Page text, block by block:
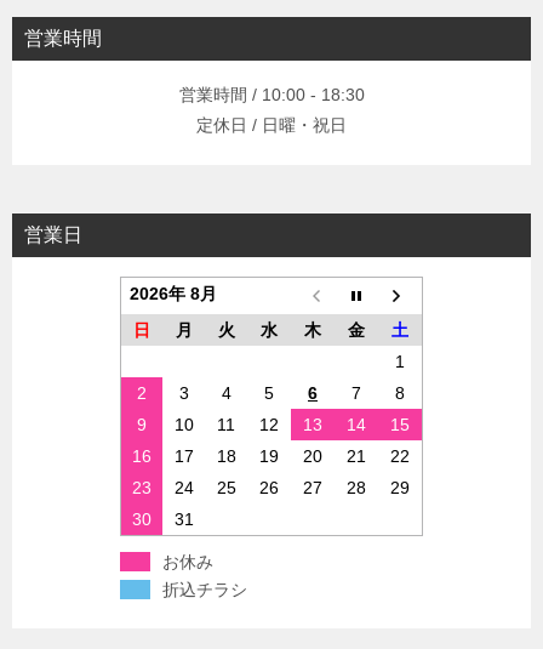
営業時間
営業時間 / 10:00 - 18:30
定休日 / 日曜・祝日
営業日
2026年 8月
日
月 火 水 木 金
土
1
2
3 4 5 6 7
8
9
10 11 12 13 14
15
16
17 18 19 20 21
22
23
24 25 26 27 28
29
30
31
お休み
折込チラシ